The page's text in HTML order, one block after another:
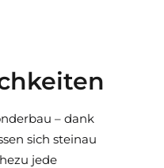
– dank
sich steinau
jede